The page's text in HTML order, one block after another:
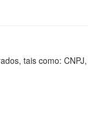
tais como: